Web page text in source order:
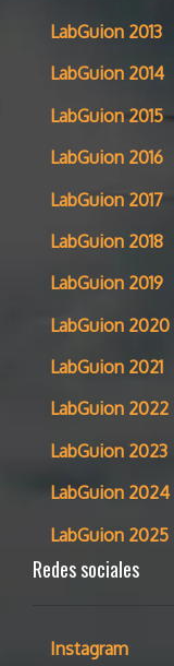
LabGuion 2013
LabGuion 2014
LabGuion 2015
LabGuion 2016
LabGuion 2017
LabGuion 2018
LabGuion 2019
LabGuion 2020
LabGuion 2021
LabGuion 2022
LabGuion 2023
LabGuion 2024
LabGuion 2025
Redes sociales
Instagram